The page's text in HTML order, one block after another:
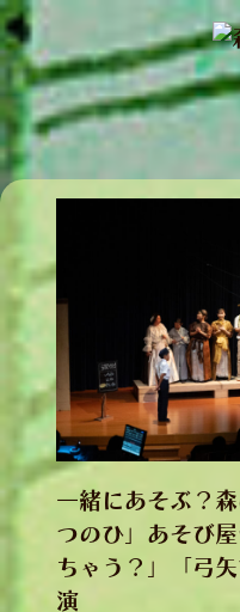
一緒にあそぶ？
つのひ」あそび
ちゃう？」「弓
演